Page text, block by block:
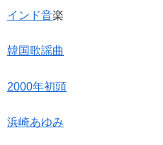
インド音楽
韓国歌謡曲
2000年初頭
浜崎あゆみ